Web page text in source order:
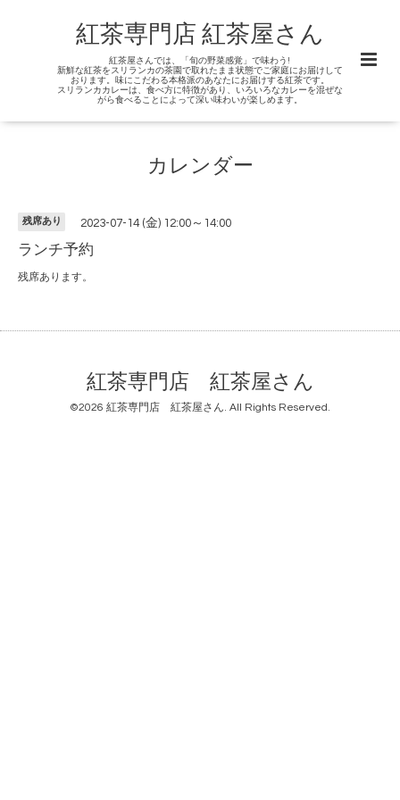
紅茶専門店 紅茶屋さん
紅茶屋さんでは、「旬の野菜感覚」で味わう!
新鮮な紅茶をスリランカの茶園で取れたまま状態でご家庭にお届けして
おります。味にこだわる本格派のあなたにお届けする紅茶です。
スリランカカレーは、食べ方に特徴があり、いろいろなカレーを混ぜな
がら食べることによって深い味わいが楽しめます。
カレンダー
残席あり 2023-07-14 (金) 12:00～14:00
ランチ予約
残席あります。
紅茶専門店 紅茶屋さん
©2026 紅茶専門店 紅茶屋さん. All Rights Reserved.